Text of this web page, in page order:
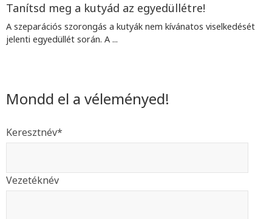
Tanítsd meg a kutyád az egyedüllétre!
A szeparációs szorongás a kutyák nem kívánatos viselkedését
jelenti egyedüllét során. A ...
Mondd el a véleményed!
Keresztnév*
Vezetéknév